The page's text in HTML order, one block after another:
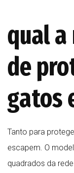
quala
de
gatos
Tanto para
escapem. O
quadrados da